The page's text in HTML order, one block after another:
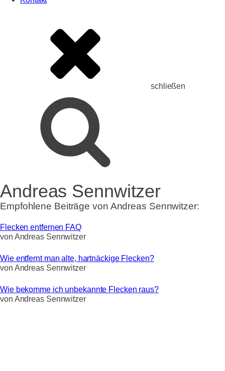
schließen
Andreas Sennwitzer
Empfohlene Beiträge von Andreas Sennwitzer:
Flecken entfernen FAQ
von Andreas Sennwitzer
Wie entfernt man alte, hartnäckige Flecken?
von Andreas Sennwitzer
Wie bekomme ich unbekannte Flecken raus?
von Andreas Sennwitzer